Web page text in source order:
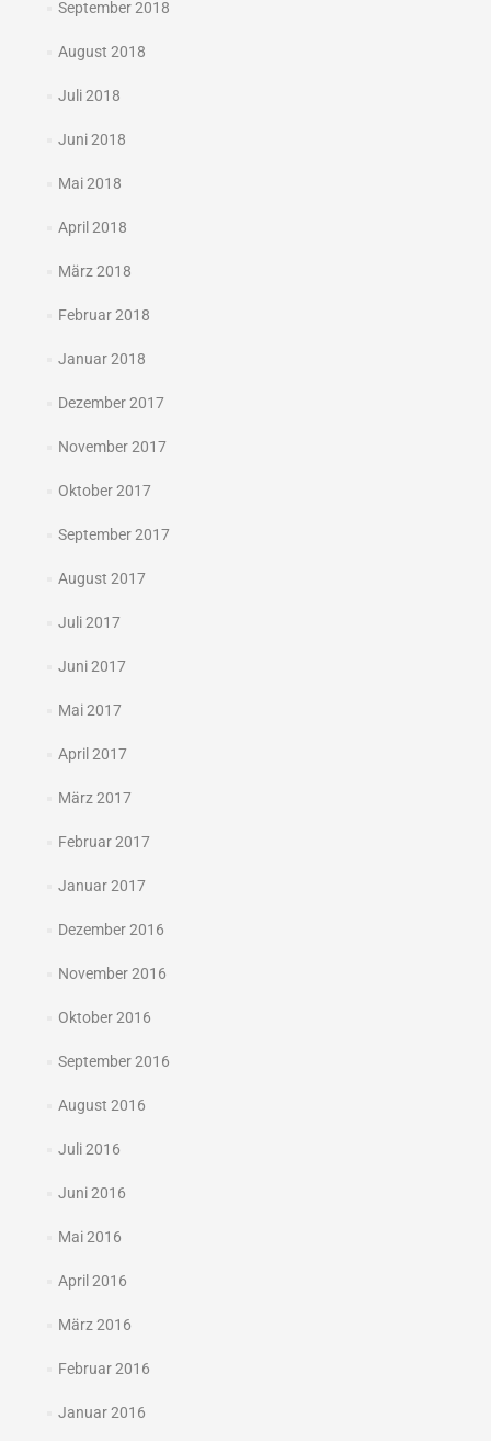
September 2018
August 2018
Juli 2018
Juni 2018
Mai 2018
April 2018
März 2018
Februar 2018
Januar 2018
Dezember 2017
November 2017
Oktober 2017
September 2017
August 2017
Juli 2017
Juni 2017
Mai 2017
April 2017
März 2017
Februar 2017
Januar 2017
Dezember 2016
November 2016
Oktober 2016
September 2016
August 2016
Juli 2016
Juni 2016
Mai 2016
April 2016
März 2016
Februar 2016
Januar 2016